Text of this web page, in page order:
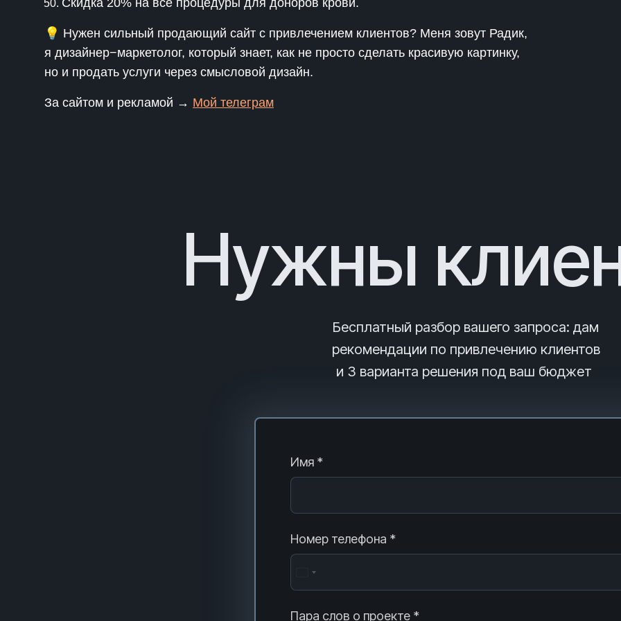
Скидка 20% на все процедуры для доноров крови.
💡 Нужен сильный продающий сайт с привлечением клиентов? Меня зовут Радик,
я дизайнер−маркетолог, который знает, как не просто сделать красивую картинку,
но и продать услуги через смысловой дизайн.
За сайтом и рекламой → Мой телеграм
Нужны
Бесплатный разбор вашего запроса: дам
рекомендации по привлечению клиентов
и 3 варианта решения под ваш бюджет
Имя *
Номер телефона *
Пара слов о проекте *